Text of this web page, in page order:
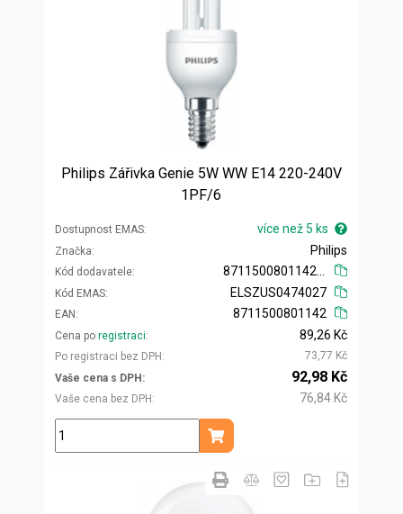
Philips Zářivka Genie 5W WW E14 220-240V
1PF/6
Dostupnost EMAS více než 5 ks
Značka
Kód dodavatele
Philips
871150080114210
Kód EMAS
EAN
ELSZUS0474027
8711500801142
Cena po registraci
Po registraci bez DPH
89,26 Kč
73,77 Kč
Vaše cena s DPH
Vaše cena bez DPH
92,98 Kč
76,84 Kč
ks
Přidat do košíku